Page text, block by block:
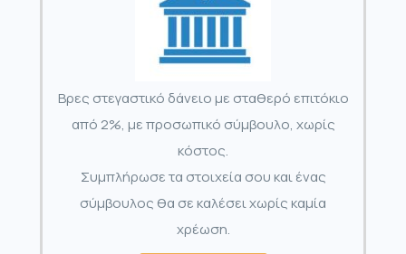
Βρες στεγαστικό δάνειο με σταθερό επιτόκιο
από 2%, με προσωπικό σύμβουλο, χωρίς
κόστος.
Συμπλήρωσε τα στοιχεία σου και ένας
σύμβουλος θα σε καλέσει χωρίς καμία
χρέωση.